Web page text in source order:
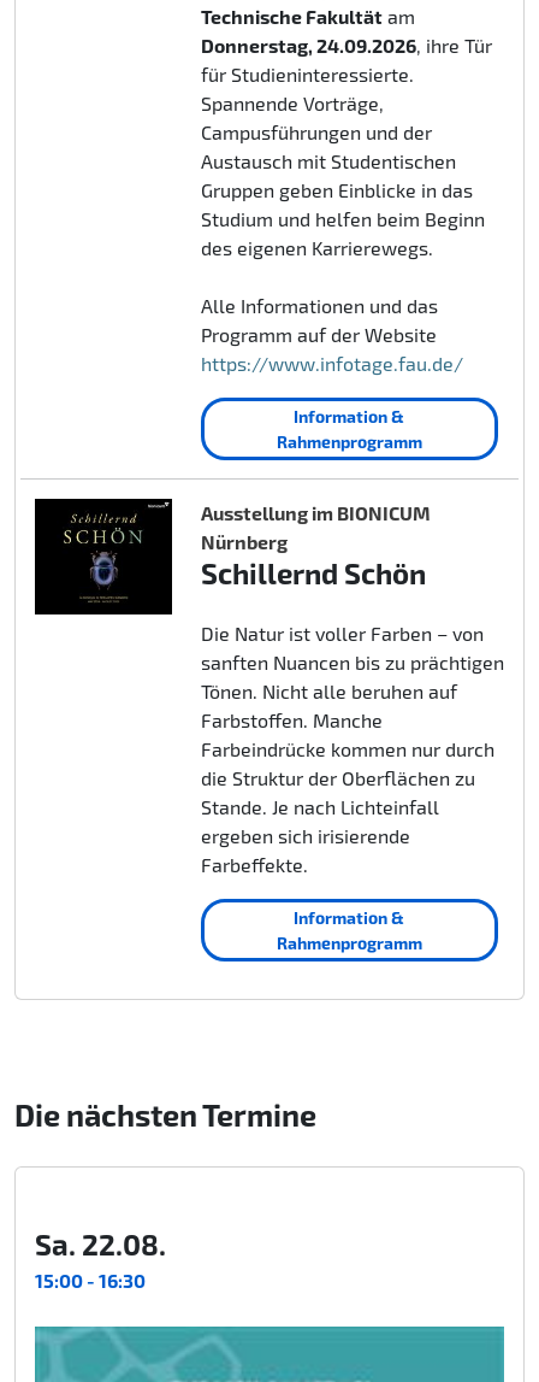
Technische Fakultätam
Donnerstag, 24.09.2026, ihre Tür
für Studieninteressierte.
Spannende Vorträge,
Campusführungen und der
Austausch mit Studentischen
Gruppen geben Einblicke in das
Studium und helfen beim Beginn
des eigenen Karrierewegs.
Alle Informationen und das
Programm auf der Website
https://www.infotage.fau.de/
Information &
Rahmenprogramm
Ausstellung im BIONICUM
Nürnberg
Schillernd Schön
Die Natur ist voller Farben – von
sanften Nuancen bis zu prächtigen
Tönen. Nicht alle beruhen auf
Farbstoffen. Manche
Farbeindrücke kommen nur durch
die Struktur der Oberflächen zu
Stande. Je nach Lichteinfall
ergeben sich irisierende
Farbeffekte.
Information &
Rahmenprogramm
Die nächsten Termine
Sa. 22.08.
15:00 - 16:30